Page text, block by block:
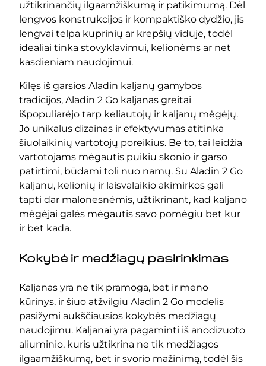
užtikrinančių ilgaamžiškumą ir patikimumą. Dėl
lengvos konstrukcijos ir kompaktiško dydžio, jis
lengvai telpa kuprinių ar krepšių viduje, todėl
idealiai tinka stovyklavimui, kelionėms ar net
kasdieniam naudojimui.
Kilęs iš garsios Aladin kaljanų gamybos
tradicijos, Aladin 2 Go kaljanas greitai
išpopuliarėjo tarp keliautojų ir kaljanų mėgėjų.
Jo unikalus dizainas ir efektyvumas atitinka
šiuolaikinių vartotojų poreikius. Be to, tai leidžia
vartotojams mėgautis puikiu skonio ir garso
patirtimi, būdami toli nuo namų. Su Aladin 2 Go
kaljanu, kelionių ir laisvalaikio akimirkos gali
tapti dar malonesnėmis, užtikrinant, kad kaljano
mėgėjai galės mėgautis savo pomėgiu bet kur
ir bet kada.
Kokybė ir medžiagų pasirinkimas
Kaljanas yra ne tik pramoga, bet ir meno
kūrinys, ir šiuo atžvilgiu Aladin 2 Go modelis
pasižymi aukščiausios kokybės medžiagų
naudojimu. Kaljanai yra pagaminti iš anodizuoto
aliuminio, kuris užtikrina ne tik medžiagos
ilgaamžiškumą, bet ir svorio mažinimą, todėl šis